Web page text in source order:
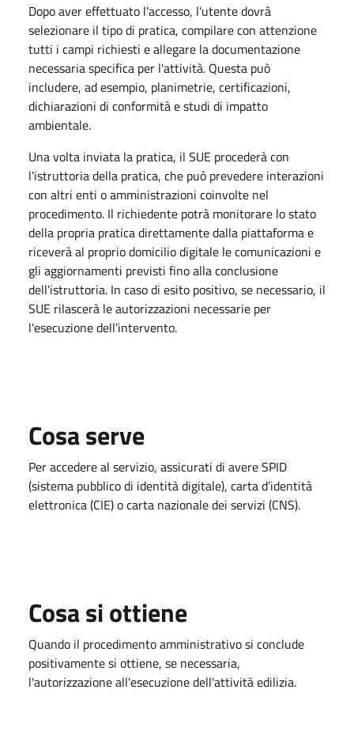
Dopo aver effettuato l'accesso, l'utente dovrà
selezionare il tipo di pratica, compilare con attenzione
tutti i campi richiesti e allegare la documentazione
necessaria specifica per l'attività. Questa può
includere, ad esempio, planimetrie, certificazioni,
dichiarazioni di conformità e studi di impatto
ambientale.
Una volta inviata la pratica, il SUE procederà con
l'istruttoria della pratica, che può prevedere interazioni
con altri enti o amministrazioni coinvolte nel
procedimento. Il richiedente potrà monitorare lo stato
della propria pratica direttamente dalla piattaforma e
riceverà al proprio domicilio digitale le comunicazioni e
gli aggiornamenti previsti fino alla conclusione
dell'istruttoria. In caso di esito positivo, se necessario, il
SUE rilascerà le autorizzazioni necessarie per
l'esecuzione dell'intervento.
Cosa serve
Per accedere al servizio, assicurati di avere SPID
(sistema pubblico di identità digitale), carta d’identità
elettronica (CIE) o carta nazionale dei servizi (CNS).
Cosa si ottiene
Quando il procedimento amministrativo si conclude
positivamente si ottiene, se necessaria,
l'autorizzazione all'esecuzione dell'attività edilizia.